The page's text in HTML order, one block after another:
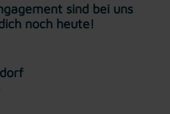
sind bei uns
noch heute!